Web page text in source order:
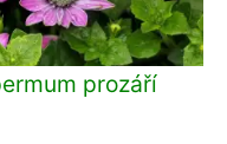
prozáří